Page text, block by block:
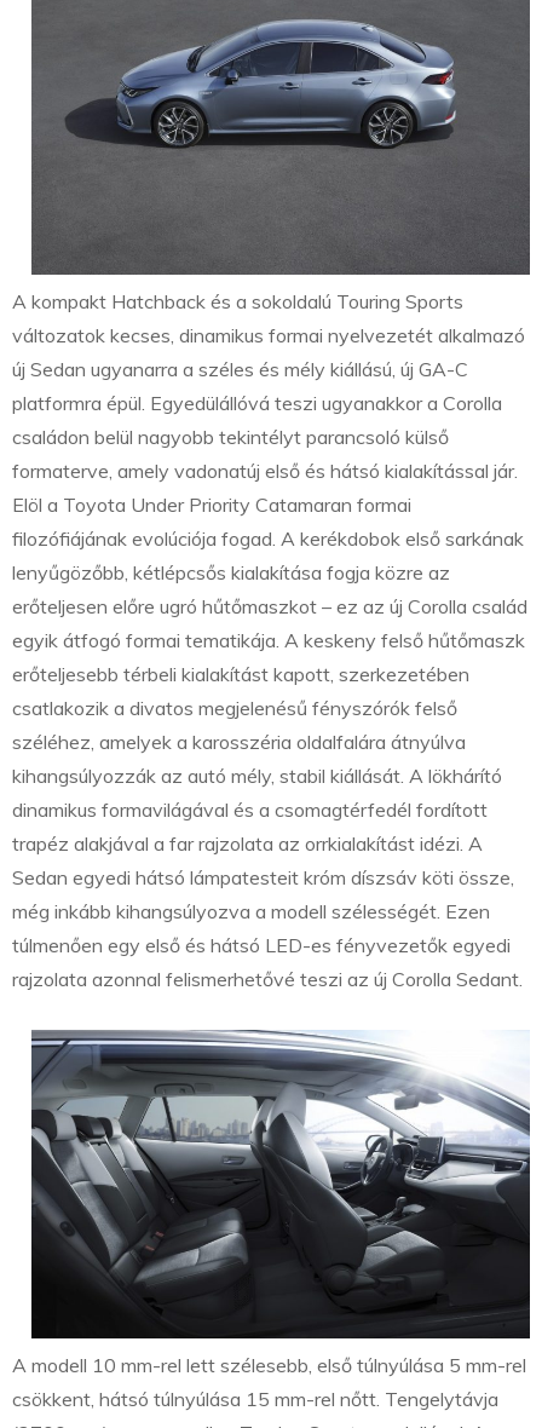
A kompakt Hatchback és a sokoldalú Touring Sports
változatok kecses, dinamikus formai nyelvezetét alkalmazó
új Sedan ugyanarra a széles és mély kiállású, új GA-C
platformra épül. Egyedülállóvá teszi ugyanakkor a Corolla
családon belül nagyobb tekintélyt parancsoló külső
formaterve, amely vadonatúj első és hátsó kialakítással jár.
Elöl a Toyota Under Priority Catamaran formai
filozófiájának evolúciója fogad. A kerékdobok első sarkának
lenyűgözőbb, kétlépcsős kialakítása fogja közre az
erőteljesen előre ugró hűtőmaszkot – ez az új Corolla család
egyik átfogó formai tematikája. A keskeny felső hűtőmaszk
erőteljesebb térbeli kialakítást kapott, szerkezetében
csatlakozik a divatos megjelenésű fényszórók felső
széléhez, amelyek a karosszéria oldalfalára átnyúlva
kihangsúlyozzák az autó mély, stabil kiállását. A lökhárító
dinamikus formavilágával és a csomagtérfedél fordított
trapéz alakjával a far rajzolata az orrkialakítást idézi. A
Sedan egyedi hátsó lámpatesteit króm díszsáv köti össze,
még inkább kihangsúlyozva a modell szélességét. Ezen
túlmenően egy első és hátsó LED-es fényvezetők egyedi
rajzolata azonnal felismerhetővé teszi az új Corolla Sedant.
A modell 10 mm-rel lett szélesebb, első túlnyúlása 5 mm-rel
csökkent, hátsó túlnyúlása 15 mm-rel nőtt. Tengelytávja